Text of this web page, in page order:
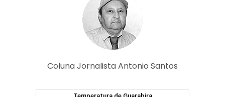
Coluna Jornalista Antonio Santos